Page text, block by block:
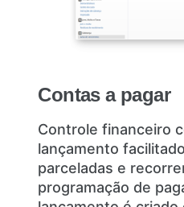
Contas a pagar
Controle financeiro
lançamento
parceladas e
programação de